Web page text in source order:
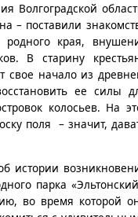
Волгоградской
– поставили
края,
В старину
свое начало из
ее силы
колосьев. На
поля – значит,
истории
парка
во время которой